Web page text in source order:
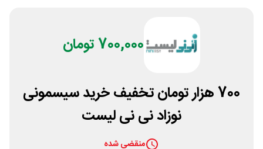
700,000 تومان
700 هزار تومان تخفیف خرید سیسمونی
نوزاد نی نی لیست
منقضی شده